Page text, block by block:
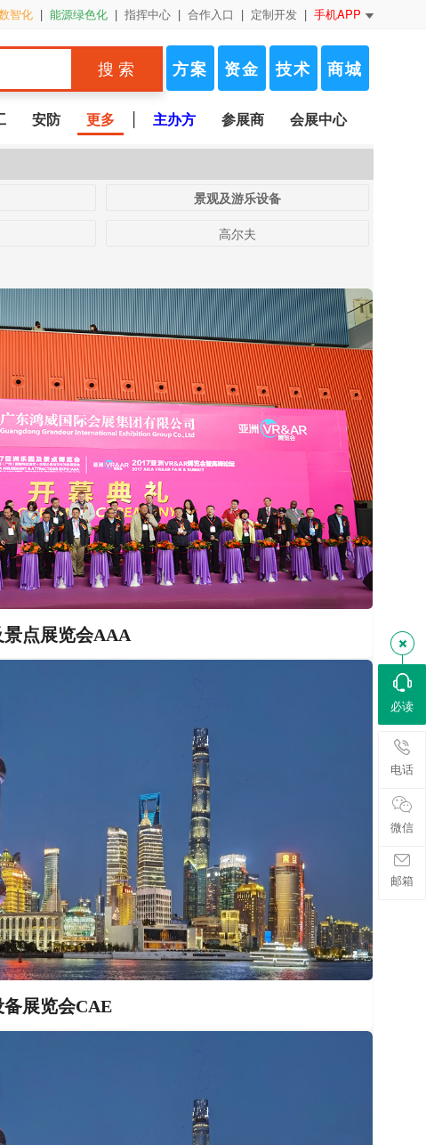
智化 | 能源绿色化 | 指挥中心 | 合作入口 | 定制开发 | 手机APP
搜 索 方案 资金 技术 商城
安防 更多 | 主办方 参展商 会展中心
景观及游乐设备
高尔夫
景点展览会AAA
展览会CAE
必读
电话
微信
邮箱